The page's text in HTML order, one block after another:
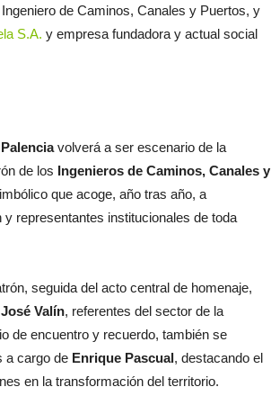
Ingeniero de Caminos, Canales y Puertos, y
S.A. y empresa fundadora y actual social
Palenciavolverá a ser escenario de la
de los Ingenieros de Caminos, Canales y
que acoge, año tras año, a
representantes institucionales de toda
seguida del acto central de homenaje,
José Valín, referentes del sector de la
de encuentro y recuerdo, también se
a cargo de Enrique Pascual, destacando el
en la transformación del territorio.